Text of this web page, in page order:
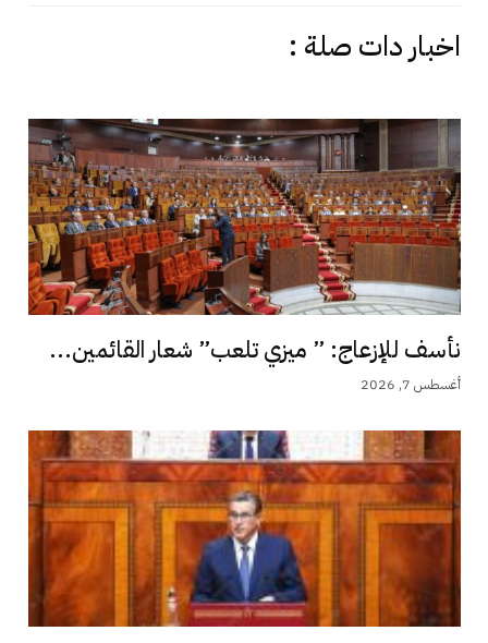
اخبار دات صلة :
نأسف للإزعاج: ” ميزي تلعب” شعار القائمين...
أغسطس 7, 2026